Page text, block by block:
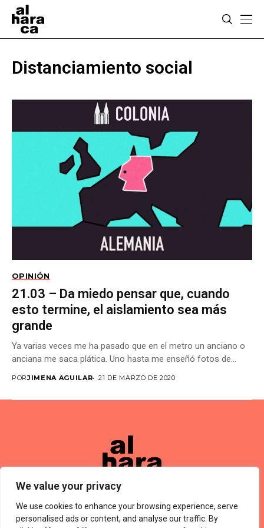
We value your privacy
We use cookies to enhance your browsing experience, serve
personalised ads or content, and analyse our traffic. By
Distanciamiento social
OPINIÓN
21.03 – Da miedo pensar que, cuando
esto termine, el aislamiento sea más
grande
Ya varias veces me ha pasado que en el metro un anciano o
anciana me saca plática. Uno hasta me enseñó fotos de...
PORJIMENA AGUILAR 21 DE MARZO DE 2020
Términos De UsoAbout UsPolítica De Privacidad
Private PolicyForums
© 2024 Alharaca